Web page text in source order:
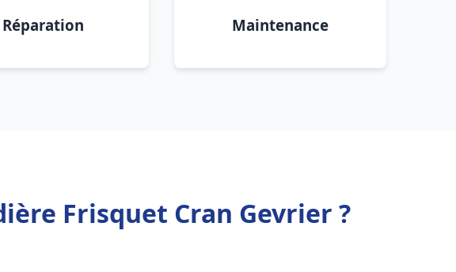
Réparation Maintenance
Frisquet Cran Gevrier ?